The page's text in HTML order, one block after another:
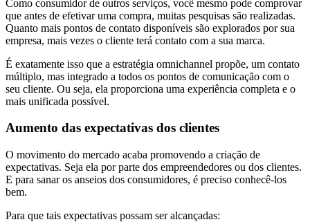
Como consumidor de outros serviços, você mesmo pode comprovar
que antes de efetivar uma compra, muitas pesquisas são realizadas.
Quanto mais pontos de contato disponíveis são explorados por sua
empresa, mais vezes o cliente terá contato com a sua marca.
É exatamente isso que a estratégia omnichannel propõe, um contato
múltiplo, mas integrado a todos os pontos de comunicação com o
seu cliente. Ou seja, ela proporciona uma experiência completa e o
mais unificada possível.
Aumento das expectativas dos clientes
O movimento do mercado acaba promovendo a criação de
expectativas. Seja ela por parte dos empreendedores ou dos clientes.
E para sanar os anseios dos consumidores, é preciso conhecê-los
bem.
Para que tais expectativas possam ser alcançadas: